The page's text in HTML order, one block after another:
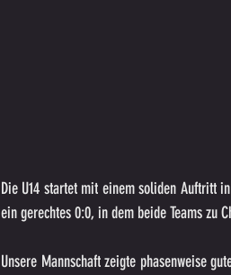
Die U14 startet mit einem soliden Auftritt
ein gerechtes 0:0, in dem beide Teams zu
Unsere Mannschaft zeigte phasenweise